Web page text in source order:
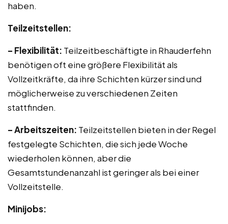
haben.
Teilzeitstellen:
– Flexibilität: Teilzeitbeschäftigte in Rhauderfehn
benötigen oft eine größere Flexibilität als
Vollzeitkräfte, da ihre Schichten kürzer sind und
möglicherweise zu verschiedenen Zeiten
stattfinden.
– Arbeitszeiten: Teilzeitstellen bieten in der Regel
festgelegte Schichten, die sich jede Woche
wiederholen können, aber die
Gesamtstundenanzahl ist geringer als bei einer
Vollzeitstelle.
Minijobs: